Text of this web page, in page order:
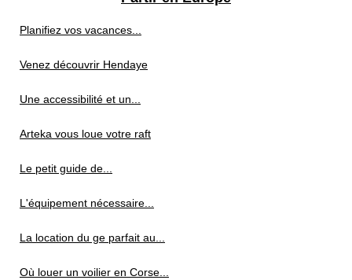
Planifiez vos vacances...
Venez découvrir Hendaye
Une accessibilité et un...
Arteka vous loue votre raft
Le petit guide de...
L'équipement nécessaire...
La location du ge parfait au...
Où louer un voilier en Corse...